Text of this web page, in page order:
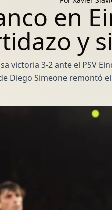
en
y
victoria 3-2 ante el PSV
Diego Simeone remontó